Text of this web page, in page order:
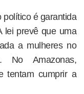
político é garantida
lei prevê que uma
a mulheres no
No Amazonas,
tentam cumprir a